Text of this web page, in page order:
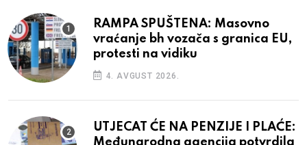
RAMPA SPUŠTENA: Masovno
vraćanje bh vozača s granica EU,
protesti na vidiku
4. AVGUST 2026.
UTJECAT ĆE NA PENZIJE I PLAĆE:
Međunarodna agencija potvrdila